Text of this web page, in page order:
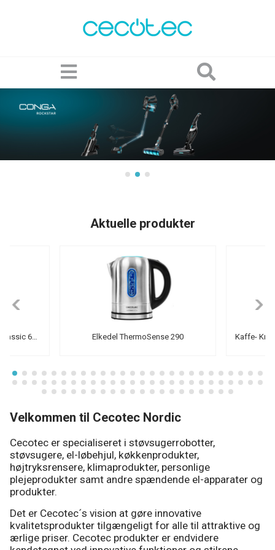
Aktuelle produkter
Italiensk kaffemaskine Mokclassic 600 Shiny Elkedel ThermoSense 290
Velkommen til Cecotec Nordic
Cecotec er specialiseret i støvsugerrobotter,
støvsugere, el-løbehjul, køkkenprodukter,
højtryksrensere, klimaprodukter, personlige
plejeprodukter samt andre spændende el-apparater og
produkter.
Det er Cecotec´s vision at gøre innovative
kvalitetsprodukter tilgængeligt for alle til attraktive og
ærlige priser. Cecotec produkter er endvidere